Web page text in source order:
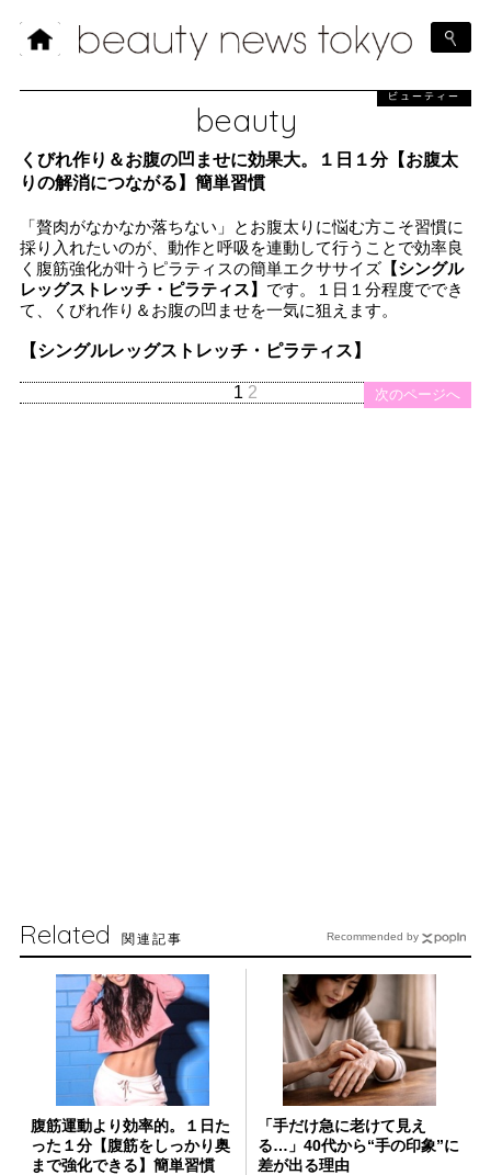
beauty
ビューティー
くびれ作り＆お腹の凹ませに効果大。１日１分【お腹太
りの解消につながる】簡単習慣
「贅肉がなかなか落ちない」とお腹太りに悩む方こそ習慣に
採り入れたいのが、動作と呼吸を連動して行うことで効率良
く腹筋強化が叶うピラティスの簡単エクササイズ 【シングル
レッグストレッチ・ピラティス】 です。１日１分程度ででき
て、くびれ作り＆お腹の凹ませを一気に狙えます。
【シングルレッグストレッチ・ピラティス】
次のページへ
1 2
Related 関連記事
腹筋運動より効率的。１日た
った１分【腹筋をしっかり奥
まで強化できる】簡単習慣
「手だけ急に老けて見え
る…」40代から“手の印象”に
差が出る理由
Recommended by